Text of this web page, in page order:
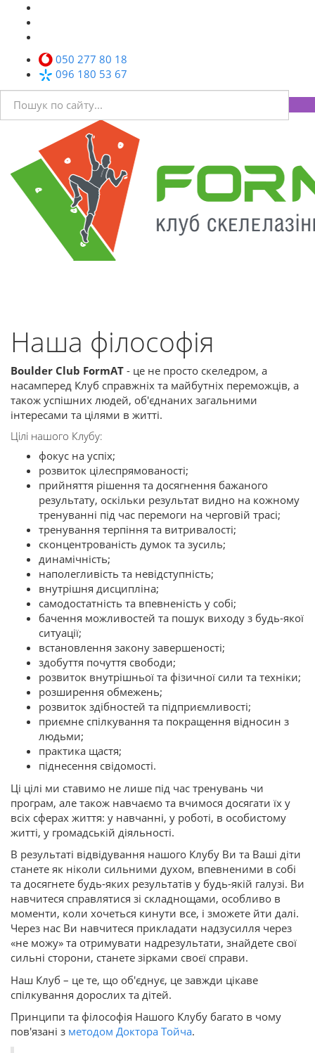
050 277 80 18
096 180 53 67
Наша філософія
Boulder Club FormAT - це не просто скеледром, а
насамперед Клуб справжніх та майбутніх переможців, а
також успішних людей, об'єднаних загальними
інтересами та цілями в житті.
Цілі нашого Клубу:
фокус на успіх;
розвиток цілеспрямованості;
прийняття рішення та досягнення бажаного
результату, оскільки результат видно на кожному
тренуванні під час перемоги на черговій трасі;
тренування терпіння та витривалості;
сконцентрованість думок та зусиль;
динамічність;
наполегливість та невідступність;
внутрішня дисципліна;
самодостатність та впевненість у собі;
бачення можливостей та пошук виходу з будь-якої
ситуації;
встановлення закону завершеності;
здобуття почуття свободи;
розвиток внутрішньої та фізичної сили та техніки;
розширення обмежень;
розвиток здібностей та підприємливості;
приємне спілкування та покращення відносин з
людьми;
практика щастя;
піднесення свідомості.
Ці цілі ми ставимо не лише під час тренувань чи
програм, але також навчаємо та вчимося досягати їх у
всіх сферах життя: у навчанні, у роботі, в особистому
житті, у громадській діяльності.
В результаті відвідування нашого Клубу Ви та Ваші діти
станете як ніколи сильними духом, впевненими в собі
та досягнете будь-яких результатів у будь-якій галузі. Ви
навчитеся справлятися зі складнощами, особливо в
моменти, коли хочеться кинути все, і зможете йти далі.
Через нас Ви навчитеся прикладати надзусилля через
«не можу» та отримувати надрезультати, знайдете свої
сильні сторони, станете зірками своєї справи.
Наш Клуб – це те, що об'єднує, це завжди цікаве
спілкування дорослих та дітей.
Принципи та філософія Нашого Клубу багато в чому
пов'язані з методом Доктора Тойча.